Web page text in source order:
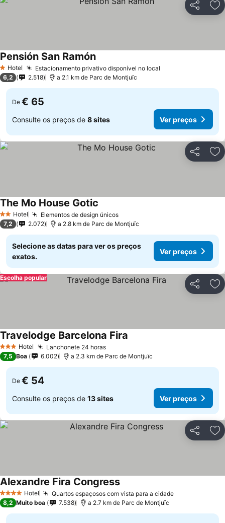
Partilhar
1 Estrelas
Hotel Estacionamento privativo disponível no local
Pensión San Ramón
6,2 2.518 a 2.1 km de Parc de Montjuïc
De € 65
Consulte os preços de 8 sites Ver preços
Partilhar
2 Estrelas
Hotel Elementos de design únicos
The Mo House Gotic
7,2 2.072 a 2.8 km de Parc de Montjuïc
Selecione as datas para ver os preços
exatos.
Ver preços
Partilhar
Escolha popular
3 EstrelasHotel Lanchonete 24 horas
Travelodge Barcelona Fira
7,5 Boa 6.002 a 2.3 km de Parc de Montjuïc
De € 54
Consulte os preços de 13 sites Ver preços
Partilhar
4 EstrelasHotel Quartos espaçosos com vista para a cidade
Alexandre Fira Congress
8,2 Muito boa 7.538 a 2.7 km de Parc de Montjuïc